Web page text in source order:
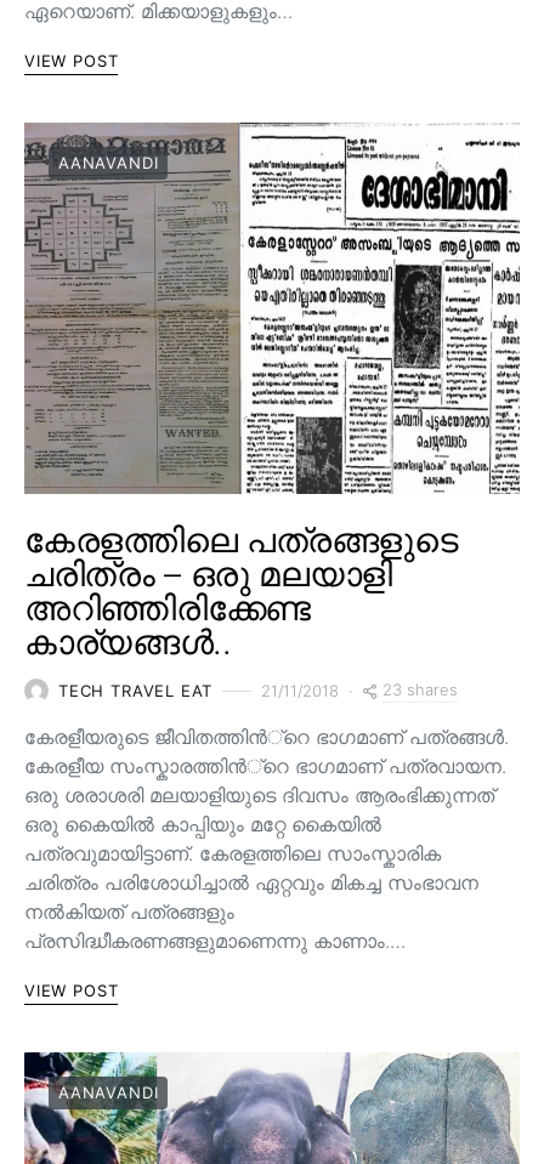
ഏറെയാണ്. മിക്കയാളുകളും…
VIEW POST
AANAVANDI
കേരളത്തിലെ പത്രങ്ങളുടെ
ചരിത്രം – ഒരു മലയാളി
അറിഞ്ഞിരിക്കേണ്ട
കാര്യങ്ങൾ..
TECH TRAVEL EAT 21/11/2018 23 shares
കേരളീയരുടെ ജീവിതത്തിന്‍്റെ ഭാഗമാണ് പത്രങ്ങള്‍.
കേരളീയ സംസ്കാരത്തിന്‍്റെ ഭാഗമാണ് പത്രവായന.
ഒരു ശരാശരി മലയാളിയുടെ ദിവസം ആരംഭിക്കുന്നത്
ഒരു കൈയില്‍ കാപ്പിയും മറ്റേ കൈയില്‍
പത്രവുമായിട്ടാണ്. കേരളത്തിലെ സാംസ്കാരിക
ചരിത്രം പരിശോധിച്ചാല്‍ ഏറ്റവും മികച്ച സംഭാവന
നല്‍കിയത് പത്രങ്ങളും
പ്രസിദ്ധീകരണങ്ങളുമാണെന്നു കാണാം.…
VIEW POST
AANAVANDI